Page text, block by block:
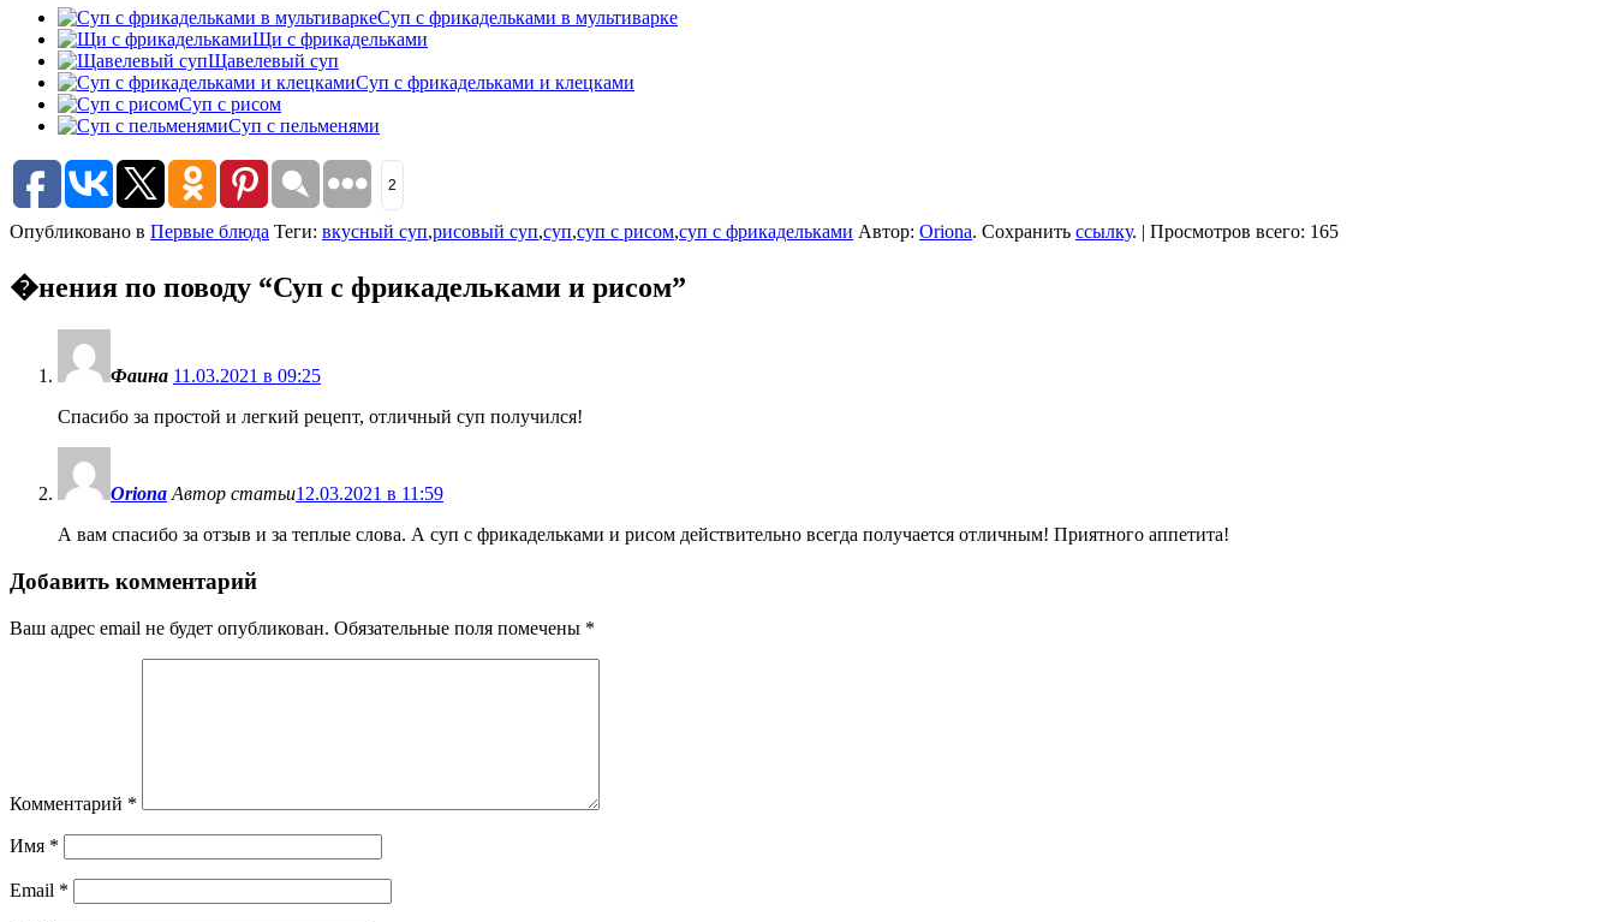
Суп с фрикадельками в мультиварке
Щи с фрикадельками
Щавелевый суп
Суп с фрикадельками и клецками
Суп с рисом
Суп с пельменями
2
Опубликовано в Первые блюда Теги: вкусный суп,рисовый суп,суп,суп с рисом,суп с фрикадельками Автор: Oriona. Сохранить ссылку. | Просмотров всего: 165
�нения по поводу “Суп с фрикадельками и рисом”
Фаина 11.03.2021 в 09:25
Спасибо за простой и легкий рецепт, отличный суп получился!
Oriona Автор статьи12.03.2021 в 11:59
А вам спасибо за отзыв и за теплые слова. А суп с фрикадельками и рисом действительно всегда получается отличным! Приятного аппетита!
Добавить комментарий
Ваш адрес email не будет опубликован. Обязательные поля помечены *
Комментарий *
Имя *
Email *